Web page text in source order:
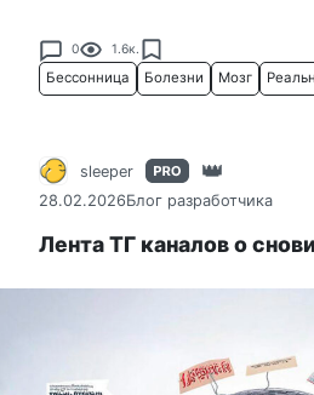
0 1.6к.
Бессонница Болезни Мозг
sleeper
28.02.2026Блог разработчика
Лента ТГ каналов о